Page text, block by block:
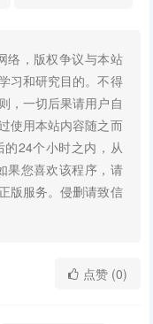
络，版权争议与本站
习和研究目的。不得
，一切后果请用户自
使用本站内容随之而
24个小时之内，从
果您喜欢该程序，请
版服务。侵删请致信
点赞 (0)